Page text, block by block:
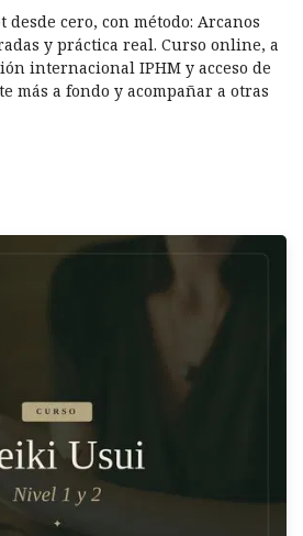
cero, con método: Arcanos
y práctica real. Curso online, a
internacional IPHM y acceso de
más a fondo y acompañar a otras